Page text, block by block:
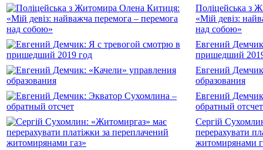
Поліцейська з
«Мій девіз:
над собою»
Евгений
пришедший
Евгений
образования
Евгений
обратный отсчет
Сергій
перерахувати
житомирянами